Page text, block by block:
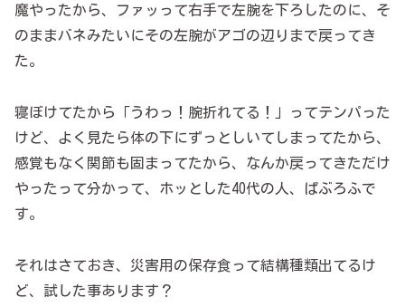
魔やったから、ファッって右手で左腕を下ろしたのに、そ
のままバネみたいにその左腕がアゴの辺りまで戻ってき
た。
寝ぼけてたから「うわっ！腕折れてる！」ってテンパった
けど、よく見たら体の下にずっとしいてしまってたから、
感覚もなく関節も固まってたから、なんか戻ってきただけ
やったって分かって、ホッとした40代の人、ぱぶろふで
す。
それはさておき、災害用の保存食って結構種類出てるけ
ど、試した事あります？